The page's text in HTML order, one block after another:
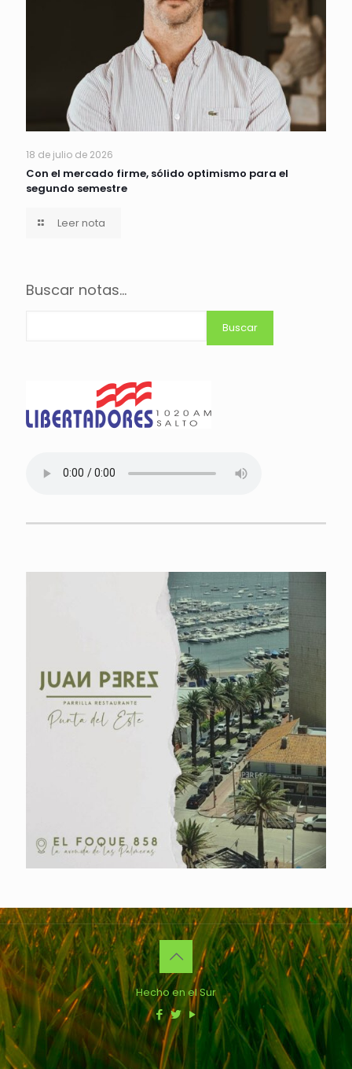
18 de julio de 2026
Con el mercado firme, sólido optimismo para el
segundo semestre
Leer nota
Buscar notas...
Buscar
Hecho en el Sur